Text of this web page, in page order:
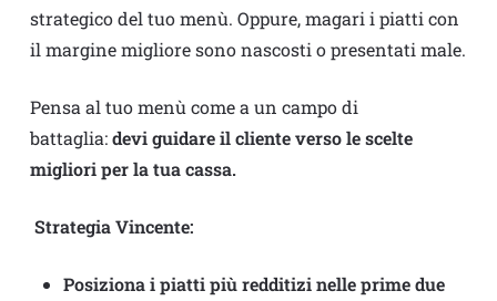
strategico del tuo menù. Oppure, magari i piatti con
il margine migliore sono nascosti o presentati male.
Pensa al tuo menù come a un campo di
battaglia:devi guidare il cliente verso le scelte
migliori per la tua cassa.
Strategia Vincente:
Posiziona i piatti più redditizi nelle prime due